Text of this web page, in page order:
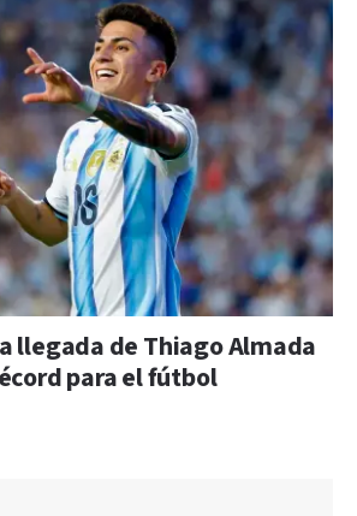
llegada de Thiago Almada
para el fútbol